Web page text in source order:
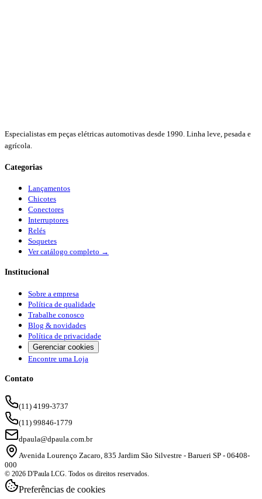
Especialistas em peças elétricas automotivas desde 1990. Linha leve, pesada e
agrícola.
Categorias
Lançamentos
Chicotes
Conectores
Interruptores
Relés
Soquetes
Ver catálogo completo →
Institucional
Sobre a empresa
Política de qualidade
Trabalhe conosco
Blog & novidades
Política de privacidade
Gerenciar cookies
Encontre uma Loja
Contato
(11) 4199-3737
(11) 99846-1779
dpaula@dpaula.com.br
Avenida Lourenço Zacaro, 835 Jardim São Silvestre - Barueri SP - 06408-
000
© 2026 D'Paula LCG. Todos os direitos reservados.
Preferências de cookies